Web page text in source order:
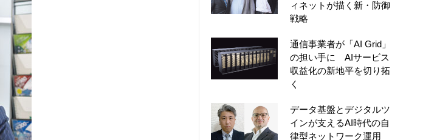
ィネットが描く新・防御
戦略
通信事業者が「AI Grid」
の担い手に AIサービス
収益化の新地平を切り拓
く
データ基盤とデジタルツ
インが支えるAI時代の自
律型ネットワーク運用